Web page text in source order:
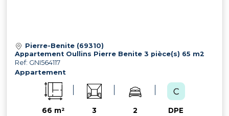
Pierre-Benite (69310)
Appartement Oullins Pierre Benite 3 pièce(s) 65 m2
Ref: GNI564117
Appartement
66 m² 3 2 DPE